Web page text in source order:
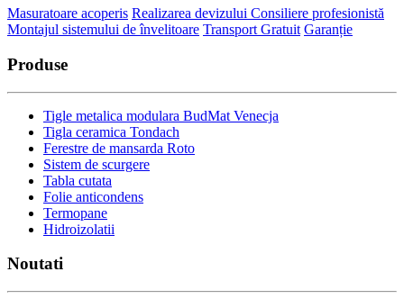
Masuratoare acoperis Realizarea devizului Consiliere profesionistă
Montajul sistemului de învelitoare Transport Gratuit Garanție
Produse
Tigle metalica modulara BudMat Venecja
Tigla ceramica Tondach
Ferestre de mansarda Roto
Sistem de scurgere
Tabla cutata
Folie anticondens
Termopane
Hidroizolatii
Noutati